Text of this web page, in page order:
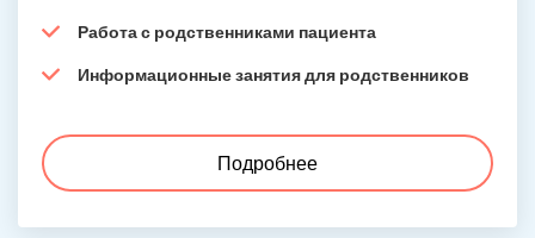
Работа с родственниками пациента
Информационные занятия для родственников
Подробнее